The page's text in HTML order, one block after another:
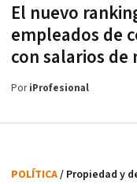
El nuevo
empleados de
con salarios de
PoriProfesional
POLÍTICA/ Propiedad y